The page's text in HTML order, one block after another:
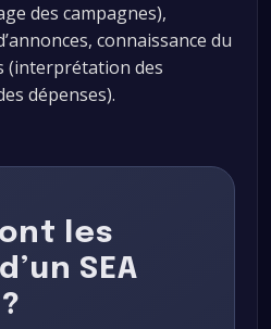
des campagnes),
connaissance du
(interprétation des
dépenses).
les
SEA